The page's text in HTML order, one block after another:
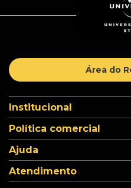
Área do
Institucional
Política comercial
Ajuda
Atendimento